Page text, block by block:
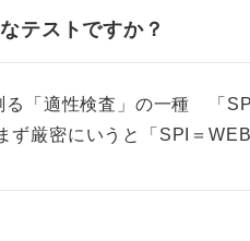
テストですか？
る「適性検査」の一種 「
ず厳密にいうと「SPI＝